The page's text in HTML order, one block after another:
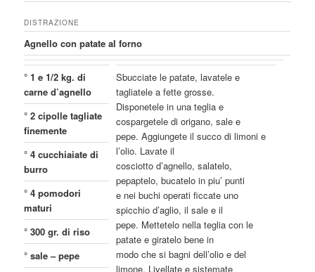
DISTRAZIONE
Agnello con patate al forno
° 1 e 1/2 kg. di
carne d’agnello
° 2 cipolle tagliate
finemente
° 4 cucchiaiate di
burro
° 4 pomodori
maturi
° 300 gr. di riso
° sale – pepe
Sbucciate le patate, lavatele e
tagliatele a fette grosse.
Disponetele in una teglia e
cospargetele di origano, sale e
pepe. Aggiungete il succo di limoni e
l’olio. Lavate il
cosciotto d’agnello, salatelo,
pepaptelo, bucatelo in piu’ punti
e nei buchi operati ficcate uno
spicchio d’aglio, il sale e il
pepe. Mettetelo nella teglia con le
patate e giratelo bene in
modo che si bagni dell’olio e del
limone. Livellate e sistemate